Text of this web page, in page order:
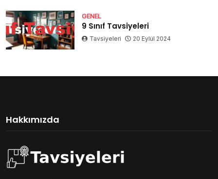
GENEL
9 Sınıf Tavsiyeleri
Tavsiyeleri 20 Eylül 2024
Hakkımızda